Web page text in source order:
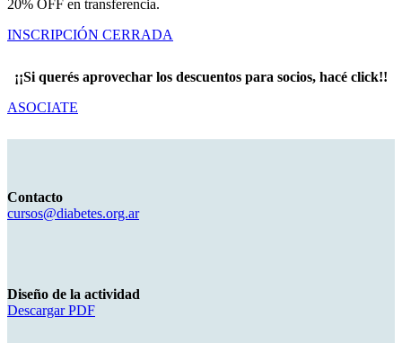
20% OFF en transferencia.
INSCRIPCIÓN CERRADA
¡¡Si querés aprovechar los descuentos para socios, hacé click!!
ASOCIATE
Contacto
cursos@diabetes.org.ar
Diseño de la actividad
Descargar PDF